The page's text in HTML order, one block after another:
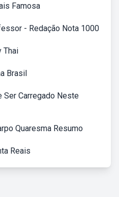
Famosa
- Redação Nota 1000
Thai
Brasil
Ser Carregado Neste
Quaresma Resumo
Reais